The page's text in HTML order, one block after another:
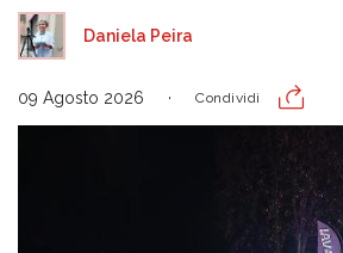
Daniela Peira
09 Agosto 2026 Condividi